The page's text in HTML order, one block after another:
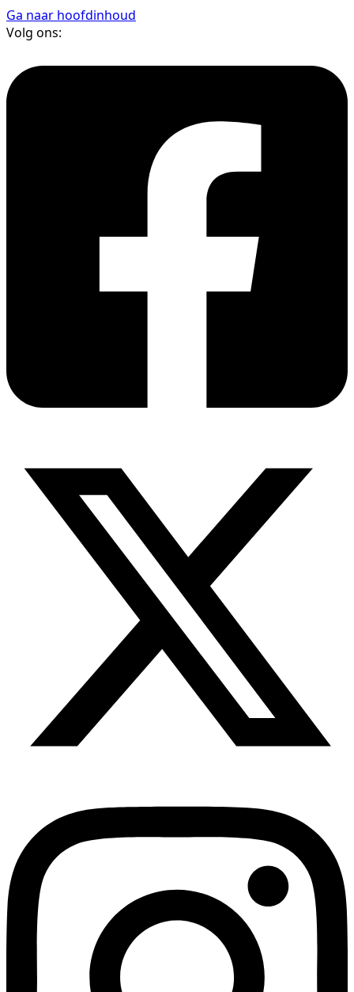
Ga naar hoofdinhoud
Volg ons: